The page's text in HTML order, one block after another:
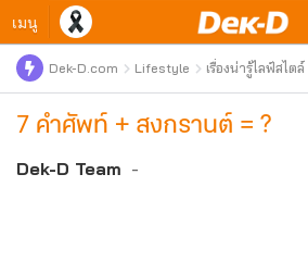
เมนู
Dek-D.com Lifestyle เรื่องน่ารู้ไลฟ์สไตล์
7 คำศัพท์ + สงกรานต์ = ?
Dek-D Team -